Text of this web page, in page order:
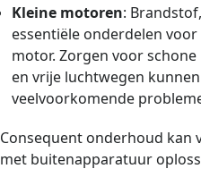
Kleine motoren:
essentiële onderdelen
motor. Zorgen voor
en vrije luchtwegen
veelvoorkomende
Consequent onderhoud kan
met buitenapparatuur